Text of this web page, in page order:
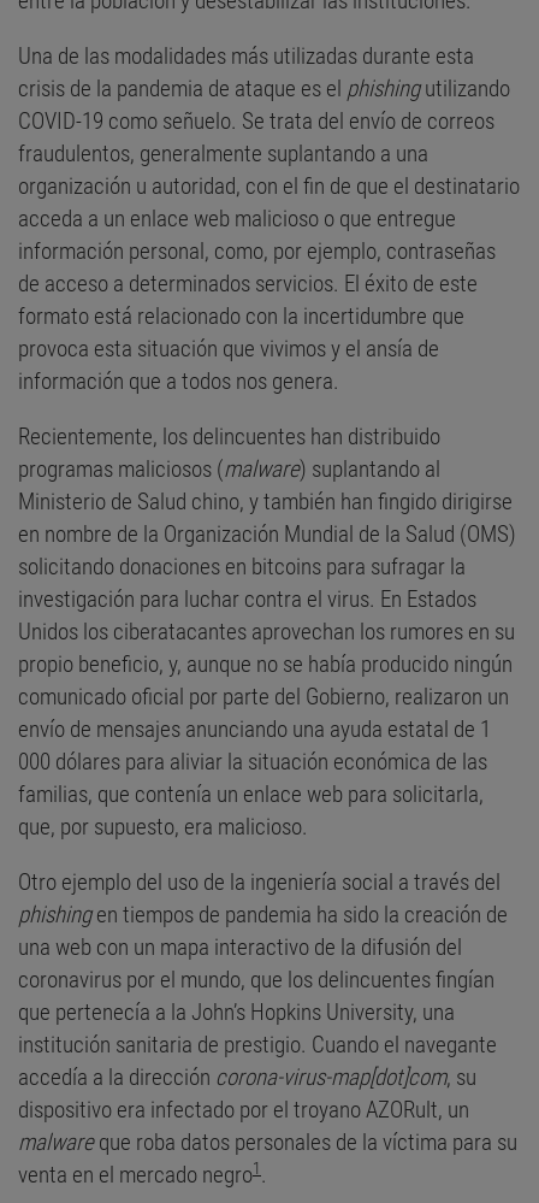
Una de las modalidades más utilizadas durante esta
crisis de la pandemia de ataque es el phishingutilizando
COVID-19 como señuelo. Se trata del envío de correos
fraudulentos, generalmente suplantando a una
organización u autoridad, con el fin de que el destinatario
acceda a un enlace web malicioso o que entregue
información personal, como, por ejemplo, contraseñas
de acceso a determinados servicios. El éxito de este
formato está relacionado con la incertidumbre que
provoca esta situación que vivimos y el ansía de
información que a todos nos genera.
Recientemente, los delincuentes han distribuido
programas maliciosos (malware) suplantando al
Ministerio de Salud chino, y también han fingido dirigirse
en nombre de la Organización Mundial de la Salud (OMS)
solicitando donaciones en bitcoins para sufragar la
investigación para luchar contra el virus. En Estados
Unidos los ciberatacantes aprovechan los rumores en su
propio beneficio, y, aunque no se había producido ningún
comunicado oficial por parte del Gobierno, realizaron un
envío de mensajes anunciando una ayuda estatal de 1
000 dólares para aliviar la situación económica de las
familias, que contenía un enlace web para solicitarla,
que, por supuesto, era malicioso.
Otro ejemplo del uso de la ingeniería social a través del
phishingen tiempos de pandemia ha sido la creación de
una web con un mapa interactivo de la difusión del
coronavirus por el mundo, que los delincuentes fingían
que pertenecía a la John’s Hopkins University, una
institución sanitaria de prestigio. Cuando el navegante
accedía a la dirección corona-virus-map[dot]com, su
dispositivo era infectado por el troyano AZORult, un
malwareque roba datos personales de la víctima para su
venta en el mercado negro1 .